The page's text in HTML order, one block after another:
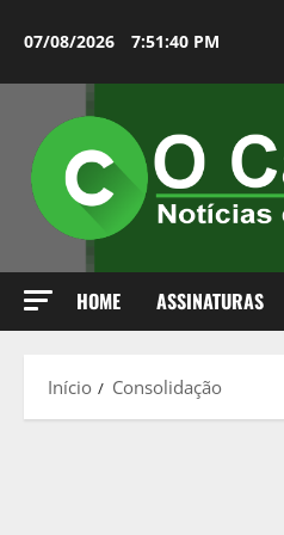
para07/08/2026 7:51:41 PM
HOME ASSINATURAS
Início Consolidação